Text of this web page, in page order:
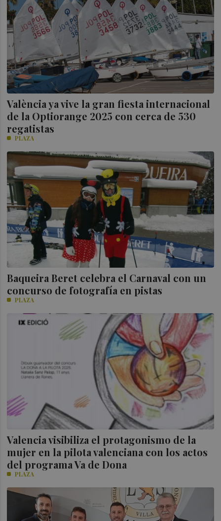
València ya vive la gran fiesta internacional
de la Optiorange 2025 con cerca de 530
regatistas
PLAZA
Baqueira Beret celebra el Carnaval con un
concurso de fotografía en pistas
PLAZA
Valencia visibiliza el protagonismo de la
mujer en la pilota valenciana con los actos
del programa Va de Dona
PLAZA